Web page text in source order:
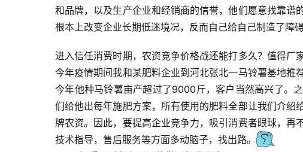
和品牌，以及生产企业和经销商的信誉，他们愿意找靠
根本上改变企业长期低迷境况，反而自己给自己制造了障
进入信任消费时期，农资竞争价格战还能打多久？值得厂
今年疫情期间我和某肥料企业到河北张北一马铃薯基地推
今年他种马铃薯亩产超过了9000斤，客户当然高兴了。
们给他出每年施肥方案，所有使用的肥料全部让我们介
牌农资。因此，要提高企业竞争力，吸引消费者眼球，再
技术指导，售后服务等方面多动脑子，找出路。